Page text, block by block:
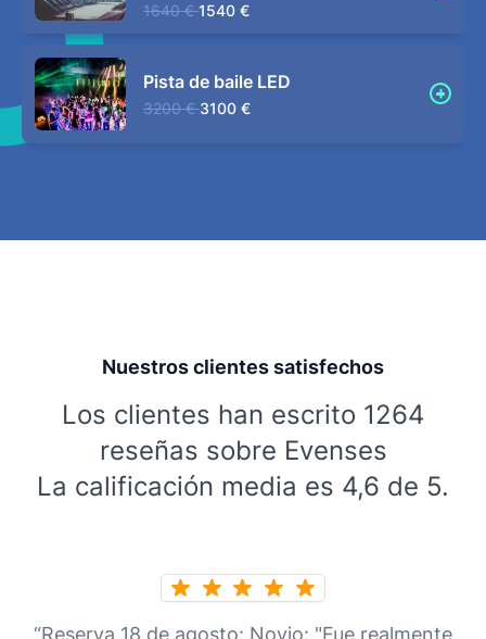
1640 € 1540 €
Pista de baile LED
3200 € 3100 €
Nuestros clientes satisfechos
Los clientes han escrito 1264
reseñas sobre Evenses
La calificación media es 4,6 de 5.
“Reserva 18 de agosto: Novio: "Fue realmente